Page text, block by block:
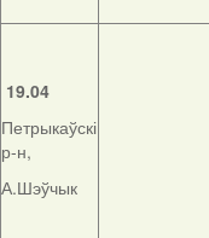
19.04
Петрыкаўскі
р-н,
А.Шэўчык